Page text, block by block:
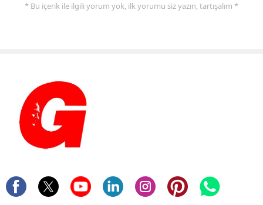
* Bu içerik ile ilgili yorum yok, ilk yorumu siz yazın, tartışalım *